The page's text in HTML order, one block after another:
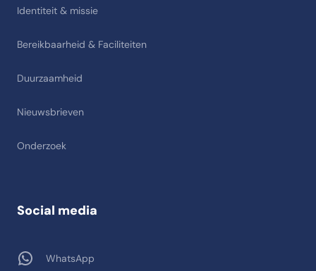
Identiteit & missie
Bereikbaarheid & Faciliteiten
Duurzaamheid
Nieuwsbrieven
Onderzoek
Social media
WhatsApp